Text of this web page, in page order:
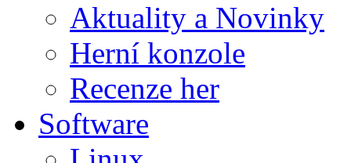
Aktuality a Novinky
Herní konzole
Recenze her
Software